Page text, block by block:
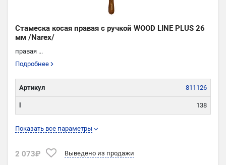
Стамеска косая правая с ручкой WOOD LINE PLUS 26
мм /Narex/
правая ...
Подробнее
Показать все параметры
Артикул 811126
138
Угол
2 073₽ Выведено из продажи